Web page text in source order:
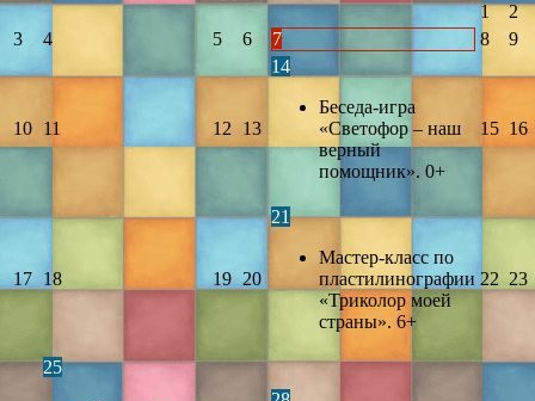
1
2
3
4 5 6 7 8 9
10 11 12 13
14
Беседа-игра
«Светофор – наш
верный
помощник». 0+
15 16
17 18 19 20
21
Мастер-класс по
пластилинографии
«Триколор моей
страны». 6+
22 23
25